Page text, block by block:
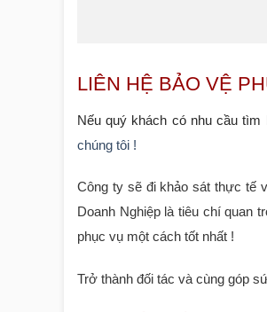
LIÊN HỆ BẢO VỆ
Nếu quý khách có nhu cầutìm
chúng tôi !
Công ty sẽ đi khảo sát thực tế
Doanh Nghiệp là tiêu chí quan
phục vụ một cách tốt nhất !
Trở thành đối tác và cùng góp